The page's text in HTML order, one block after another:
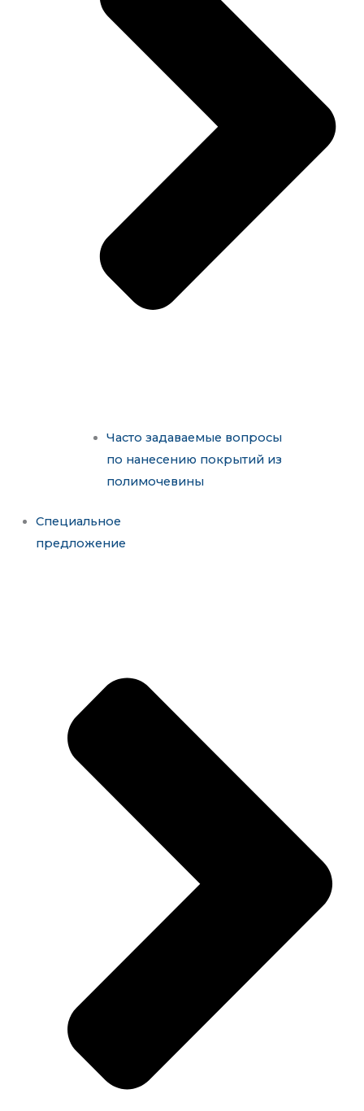
Часто задаваемые вопросы
по нанесению покрытий из
полимочевины
Специальное
предложение